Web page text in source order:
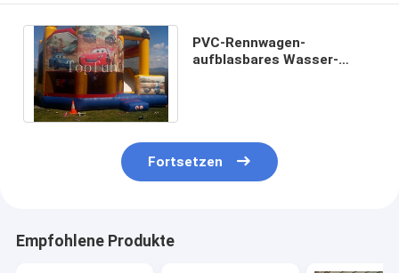
PVC-Rennwagen-
aufblasbares Wasser-
Fortsetzen
Empfohlene Produkte